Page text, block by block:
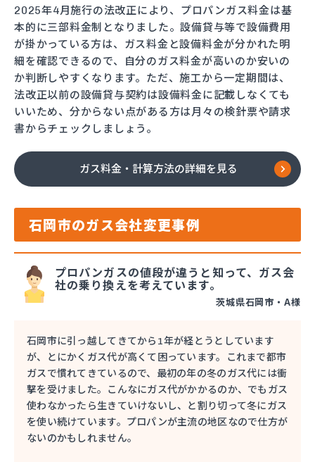
2025年4月施行の法改正により、プロパンガス料金は基
本的に三部料金制となりました。設備貸与等で設備費用
が掛かっている方は、ガス料金と設備料金が分かれた明
細を確認できるので、自分のガス料金が高いのか安いの
か判断しやすくなります。ただ、施工から一定期間は、
法改正以前の設備貸与契約は設備料金に記載しなくても
いいため、分からない点がある方は月々の検針票や請求
書からチェックしましょう。
ガス料金・計算方法の詳細を見る
石岡市のガス会社変更事例
プロパンガスの値段が違うと知って、ガス会
社の乗り換えを考えています。
茨城県石岡市・A様
石岡市に引っ越してきてから1年が経とうとしています
が、とにかくガス代が高くて困っています。これまで都市
ガスで慣れてきているので、最初の年の冬のガス代には衝
撃を受けました。こんなにガス代がかかるのか、でもガス
使わなかったら生きていけないし、と割り切って冬にガス
を使い続けています。プロパンが主流の地区なので仕方が
ないのかもしれません。